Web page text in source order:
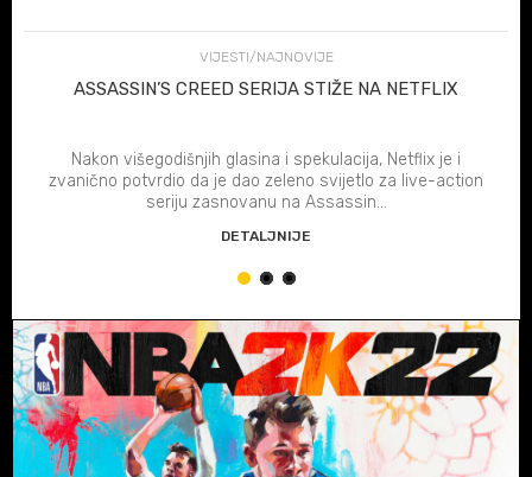
VIJESTI/NAJNOVIJE
ASSASSIN’S CREED SERIJA STIŽE NA NETFLIX
Nakon višegodišnjih glasina i spekulacija, Netflix je i
zvanično potvrdio da je dao zeleno svijetlo za live-action
seriju zasnovanu na Assassin...
DETALJNIJE
1 2 3